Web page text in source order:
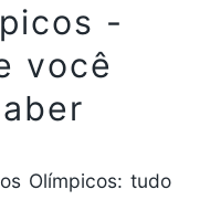
-
você
Olímpicos: tudo